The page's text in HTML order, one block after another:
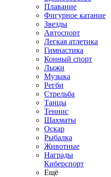
Плавание
Фигурное катание
Звезды
Автоспорт
Легкая атлетика
Гимнастика
Конный спорт
Лыжи
Музыка
Регби
Стрельба
Танцы
Теннис
Шахматы
Оскар
Рыбалка
Животные
Награды
Киберспорт
Ещё